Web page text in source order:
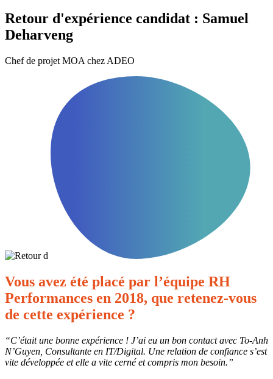
Retour d'expérience candidat : Samuel
Deharveng
Chef de projet MOA chez ADEO
Vous avez été placé par l’équipe RH
Performances en 2018, que retenez-vous
de cette expérience ?
“C’était une bonne expérience ! J’ai eu un bon contact avec To-Anh
N’Guyen, Consultante en IT/Digital. Une relation de confiance s’est
vite développée et elle a vite cerné et compris mon besoin.”